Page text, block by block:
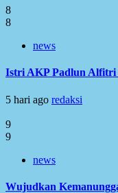
8
8
news
Istri AKP Padlun Alfitri
5 hari ago redaksi
9
9
news
Wujudkan